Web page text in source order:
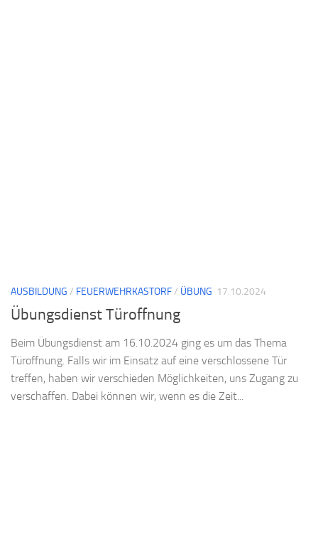
AUSBILDUNG / FEUERWEHRKASTORF/ ÜBUNG 17.10.2024
Übungsdienst Türoffnung
Beim Übungsdienst am 16.10.2024 ging es um das Thema
Türoffnung. Falls wir im Einsatz auf eine verschlossene Tür
treffen, haben wir verschieden Möglichkeiten, uns Zugang zu
verschaffen. Dabei können wir, wenn es die Zeit...